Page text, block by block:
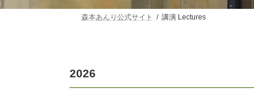
森本あんり公式サイト 講演 Lectures
2026